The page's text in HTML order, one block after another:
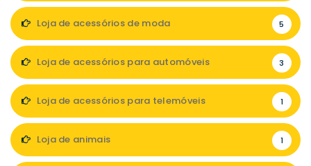
Loja de acessórios de moda 5
Loja de acessórios para automóveis 3
Loja de acessórios para telemóveis 1
Loja de animais 1